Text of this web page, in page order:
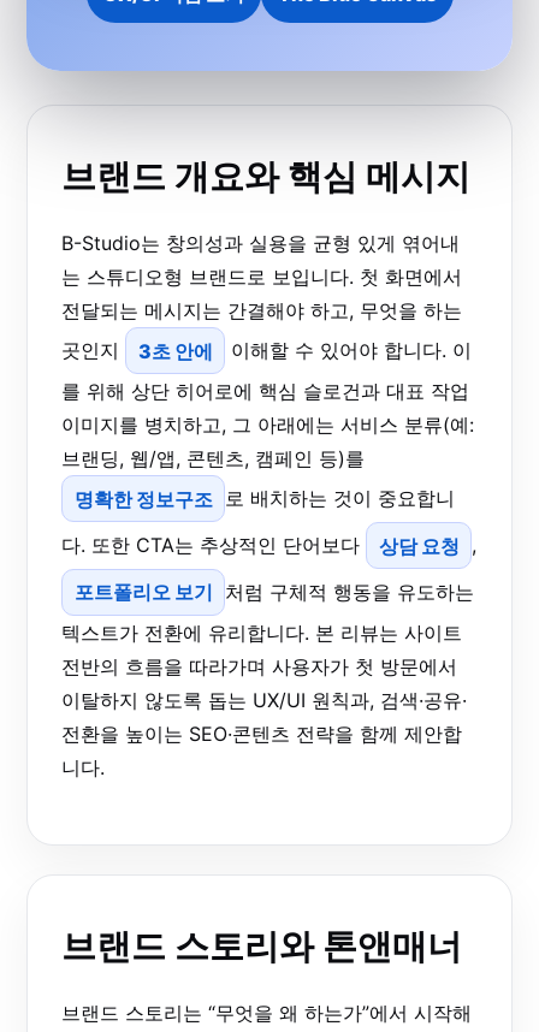
브랜드 개요와 핵심 메시지
B-Studio는 창의성과 실용을 균형 있게 엮어내
는 스튜디오형 브랜드로 보입니다. 첫 화면에서
전달되는 메시지는 간결해야 하고, 무엇을 하는
곳인지
3초 안에
이해할 수 있어야 합니다. 이
를 위해 상단 히어로에 핵심 슬로건과 대표 작업
이미지를 병치하고, 그 아래에는 서비스 분류(예:
브랜딩, 웹/앱, 콘텐츠, 캠페인 등)를
명확한 정보구조 로 배치하는 것이 중요합니
다. 또한 CTA는 추상적인 단어보다
상담 요청 ,
포트폴리오 보기
처럼 구체적 행동을 유도하는
텍스트가 전환에 유리합니다. 본 리뷰는 사이트
전반의 흐름을 따라가며 사용자가 첫 방문에서
이탈하지 않도록 돕는 UX/UI 원칙과, 검색·공유·
전환을 높이는 SEO·콘텐츠 전략을 함께 제안합
니다.
브랜드 스토리와 톤앤매너
브랜드 스토리는 “무엇을 왜 하는가”에서 시작해